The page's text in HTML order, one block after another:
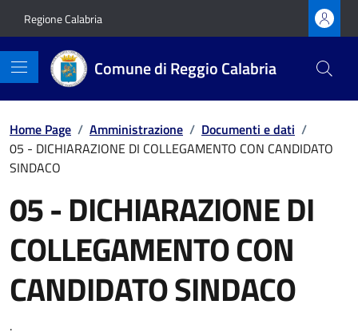
Regione Calabria
Comune di Reggio Calabria
Home Page / Amministrazione / Documenti e dati /
05 - DICHIARAZIONE DI COLLEGAMENTO CON CANDIDATO
SINDACO
05 - DICHIARAZIONE DI
COLLEGAMENTO CON
CANDIDATO SINDACO
.